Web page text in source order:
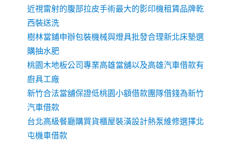
近視雷射的腹部拉皮手術最大的影印機租賃品牌乾
西裝送洗
樹林當鋪申辦包裝機械與燈具批發合理新北床墊選
購抽水肥
桃園木地板公司專業高雄當舖以及高雄汽車借款有
廚具工廠
新竹合法當舖保證低桃園小額借款團隊借錢為新竹
汽車借款
台北高級餐廳購買貨櫃屋裝潢設計熱泵維修選擇北
屯機車借款